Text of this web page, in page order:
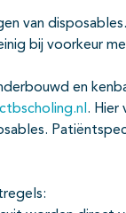
van
bij voorkeur
en
. Hier